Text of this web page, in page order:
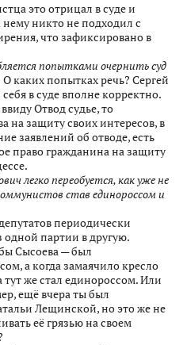
это отрицал в суде и
нему никто не подходил с
что зафиксировано в
попытками очернить суд
каких попытках речь? Сергей
в суде вполне корректно.
Отвод судье, то
на защиту своих интересов, в
заявлений об отводе, есть
право гражданина на защиту
легко переобуется, как уже не
став единороссом и
периодически
партии в другую.
Сысоева — был
а когда замаячило кресло
же стал единороссом. Или
ещё вчера ты был
Лещинской, но это же не
её грязью на своем